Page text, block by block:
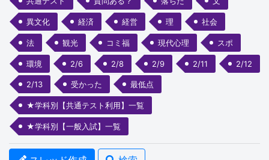
異文化 経済 経営 理 社会
法 観光 コミ福 現代心理 スポ
環境 2/6 2/8 2/9 2/11 2/12
2/13 受かった 最低点
★学科別【共通テスト利用】一覧
★学科別【一般入試】一覧